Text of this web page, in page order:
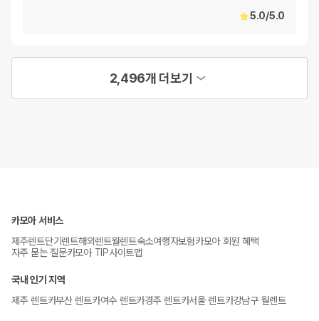
5.0/5.0
2,496개 더보기
카모아 서비스
제주렌트단기렌트해외렌트월렌트숙소여행자보험카모아 회원 혜택
자주 묻는 질문카모아 TIP사이트맵
국내 인기 지역
제주 렌트카부산 렌트카여수 렌트카경주 렌트카서울 렌트카강남구 월렌트